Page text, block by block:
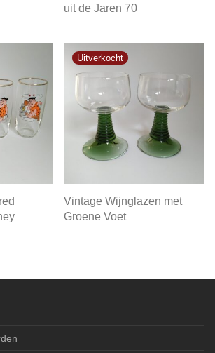
uit de Jaren 70
Vintage Wijnglazen met
Groene Voet